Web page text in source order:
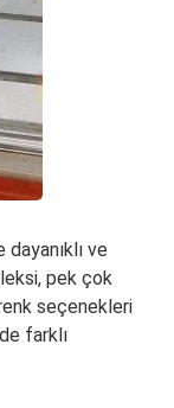
ve
pek çok
seçenekleri
farklı